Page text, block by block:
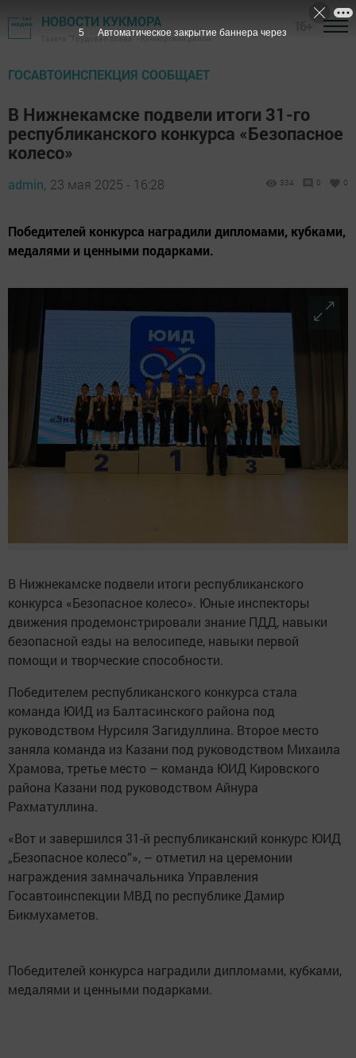
НОВОСТИ КУКМОРА
Газета "Трудовая слава" - Кукморский район
ГОСАВТОИНСПЕКЦИЯ СООБЩАЕТ
В Нижнекамске подвели итоги 31-го
республиканского конкурса «Безопасное
колесо»
admin, 23 мая 2025 - 16:28 334 0 0
Победителей конкурса наградили дипломами, кубками,
медалями и ценными подарками.
В Нижнекамске подвели итоги республиканского
конкурса «Безопасное колесо». Юные инспекторы
движения продемонстрировали знание ПДД, навыки
безопасной езды на велосипеде, навыки первой
помощи и творческие способности.
Победителем республиканского конкурса стала
команда ЮИД из Балтасинского района под
руководством Нурсиля Загидуллина. Второе место
заняла команда из Казани под руководством Михаила
Храмова, третье место – команда ЮИД Кировского
района Казани под руководством Айнура
Рахматуллина.
«Вот и завершился 31-й республиканский конкурс ЮИД
„Безопасное колесо”», – отметил на церемонии
награждения замначальника Управления
Госавтоинспекции МВД по республике Дамир
Бикмухаметов.
Победителей конкурса наградили дипломами, кубками,
медалями и ценными подарками.
4 Автоматическое закрытие баннера через